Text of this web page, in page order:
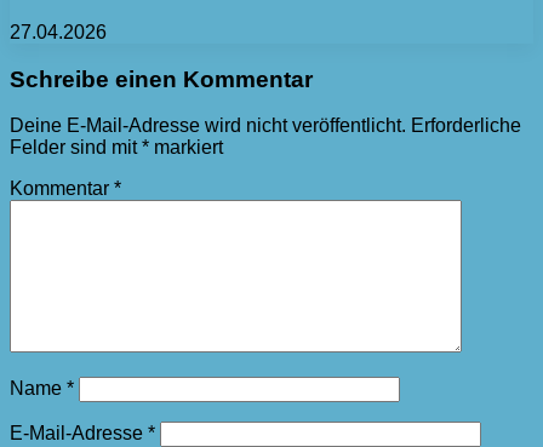
27.04.2026
Schreibe einen Kommentar
Deine E-Mail-Adresse wird nicht veröffentlicht. Erforderliche
Felder sind mit* markiert
Kommentar *
Name *
E-Mail-Adresse *